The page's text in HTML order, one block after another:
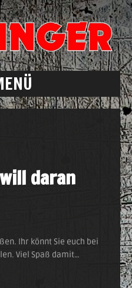
daran
Ihr könnt Sie euch bei
Viel Spaß damit…